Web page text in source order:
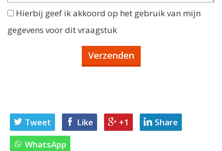
Hierbij geef ik akkoord op het gebruik van mijn
gegevens voor dit vraagstuk
Tweet Like +1
Share
WhatsApp